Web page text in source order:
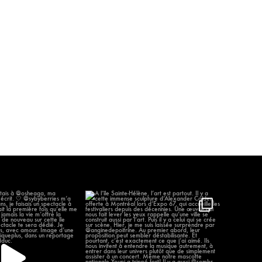
à @osheaga, ma
...
12
À l’île Sainte-Hélène, l’art est partout.
...
302 12